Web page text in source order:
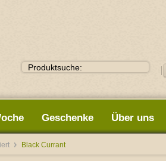
Geschenke Über uns
Black Currant